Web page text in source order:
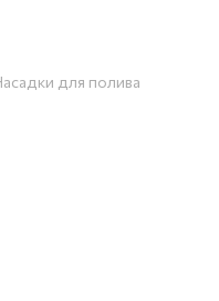
для полива